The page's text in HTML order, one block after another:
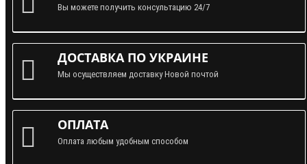
Вы можете получить консультацию 24/7
ДОСТАВКА ПО УКРАИНЕ
Мы осуществляем доставку Новой почтой
ОПЛАТА
Оплата любым удобным способом